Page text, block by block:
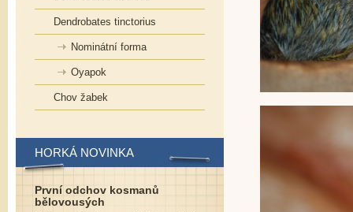
Dendrobates tinctorius
Nominátní forma
Oyapok
Chov žabek
HORKÁ NOVINKA
První odchov kosmanů
bělovousých